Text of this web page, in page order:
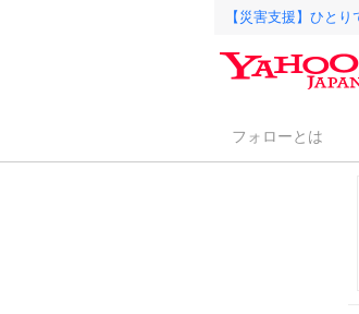
【災害支援】ひと
フォローとは